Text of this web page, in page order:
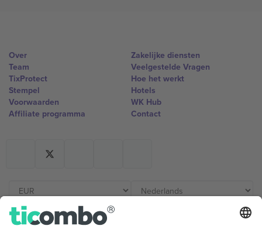
Over
Team
TixProtect
Stempel
Voorwaarden
Affiliate programma
Zakelijke diensten
Veelgestelde Vragen
Hoe het werkt
Hotels
WK Hub
Contact